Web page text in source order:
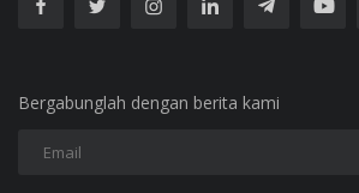
Bergabunglah dengan berita kami